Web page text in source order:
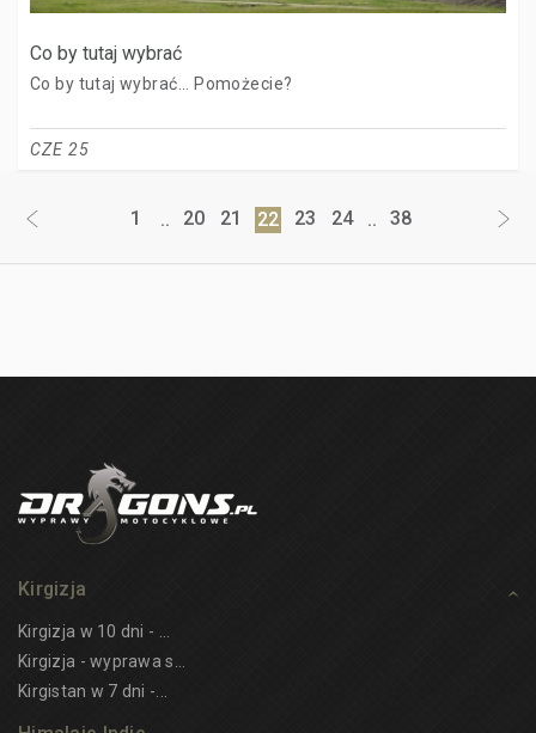
Co by tutaj wybrać
Co by tutaj wybrać... Pomożecie?
CZE 25
1 .. 20 21 22 23 24 .. 38
Kirgizja
Kirgizja w 10 dni - ...
Kirgizja - wyprawa s...
Kirgistan w 7 dni -...